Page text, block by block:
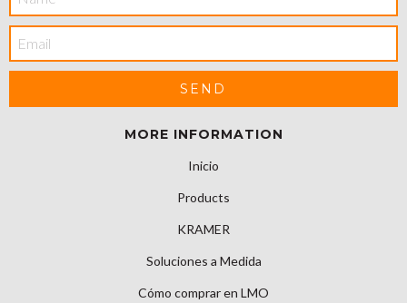
MORE INFORMATION
Inicio
Products
KRAMER
Soluciones a Medida
Cómo comprar en LMO